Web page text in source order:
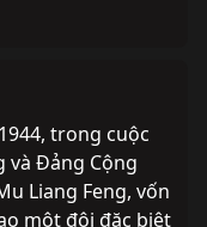
trong cuộc
và Đảng Cộng
Liang Feng, vốn
một đội đặc biệt